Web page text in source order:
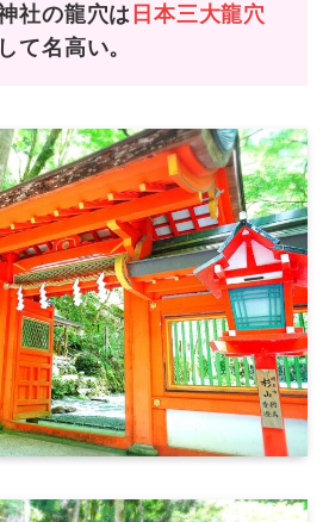
社の龍穴は 日本三大龍穴
て名高い。